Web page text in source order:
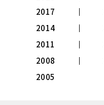
2017
2014
2011
2008
2005